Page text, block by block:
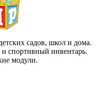
садов, школ и дома.
спортивный инвентарь.
модули.